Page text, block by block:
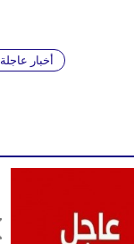
أخبار عاجلة